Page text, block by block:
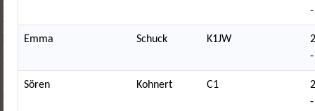
Emma Schuck K1JW
Sören Kohnert C1